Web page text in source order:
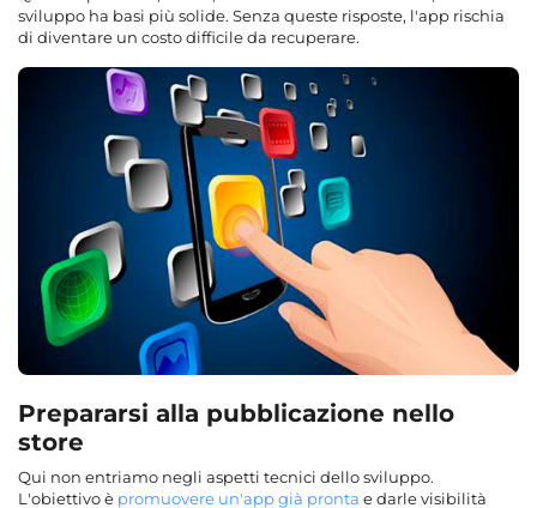
sviluppo ha basi più solide. Senza queste risposte, l'app rischia
di diventare un costo difficile da recuperare.
Prepararsi alla pubblicazione nello
store
Qui non entriamo negli aspetti tecnici dello sviluppo.
L'obiettivo è promuovere un'app già pronta e darle visibilità